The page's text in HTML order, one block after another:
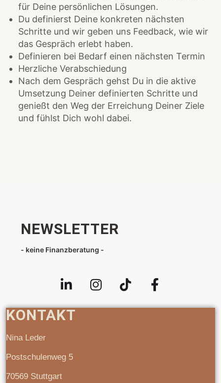
für Deine persönlichen Lösungen.
Du definierst Deine konkreten nächsten
Schritte und wir geben uns Feedback, wie wir
das Gespräch erlebt haben.
Definieren bei Bedarf einen nächsten Termin
Herzliche Verabschiedung
Nach dem Gespräch gehst Du in die aktive
Umsetzung Deiner definierten Schritte und
genießt den Weg der Erreichung Deiner Ziele
und fühlst Dich wohl dabei.
NEWSLETTER
- keine Finanzberatung -
KONTAKT
Nina Leder
Postschulenweg 5
70569 Stuttgart